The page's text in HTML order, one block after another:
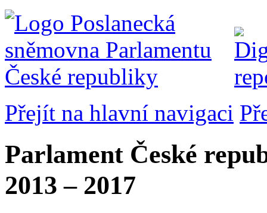
Přejít na hlavní navigaci
Parlament České
2013 – 2017